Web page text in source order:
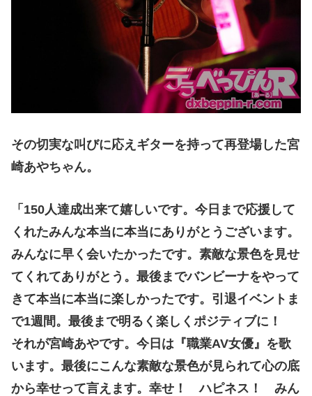
その切実な叫びに応えギターを持って再登場した宮
崎あやちゃん。
「150人達成出来て嬉しいです。今日まで応援して
くれたみんな本当に本当にありがとうございます。
みんなに早く会いたかったです。素敵な景色を見せ
てくれてありがとう。最後までバンビーナをやって
きて本当に本当に楽しかったです。引退イベントま
で1週間。最後まで明るく楽しくポジティブに！
それが宮崎あやです。今日は『職業AV女優』を歌
います。最後にこんな素敵な景色が見られて心の底
から幸せって言えます。幸せ！ ハピネス！ みん